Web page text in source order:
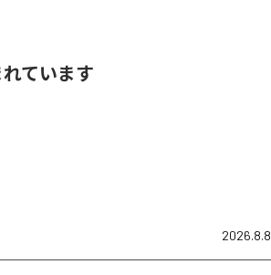
ています
2026.8.8